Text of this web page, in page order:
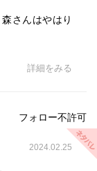
さんはやはり
詳細をみる
フォロー不許可
2024.02.25